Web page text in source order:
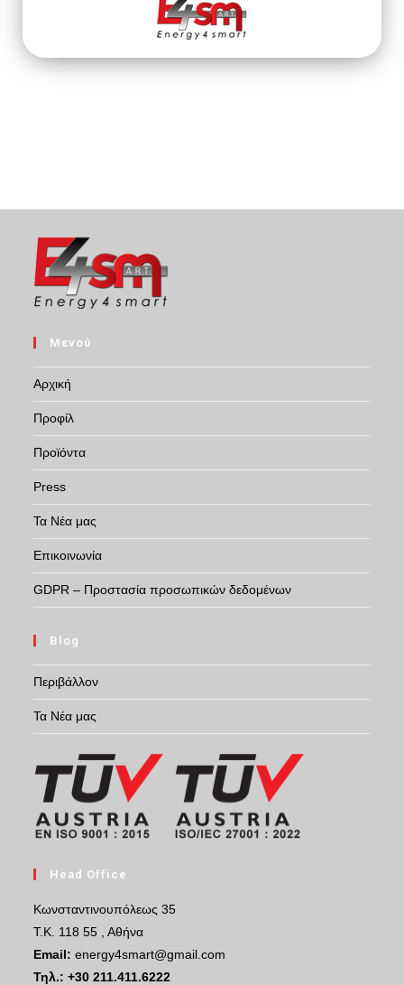
Μενού
Αρχική
Προφίλ
Προϊόντα
Press
Τα Νέα μας
Επικοινωνία
GDPR – Προστασία προσωπικών δεδομένων
Blog
Περιβάλλον
Τα Νέα μας
Head Office
Κωνσταντινουπόλεως 35
Τ.Κ. 118 55 , Αθήνα
Email: energy4smart@gmail.com
Τηλ.: +30 211.411.6222